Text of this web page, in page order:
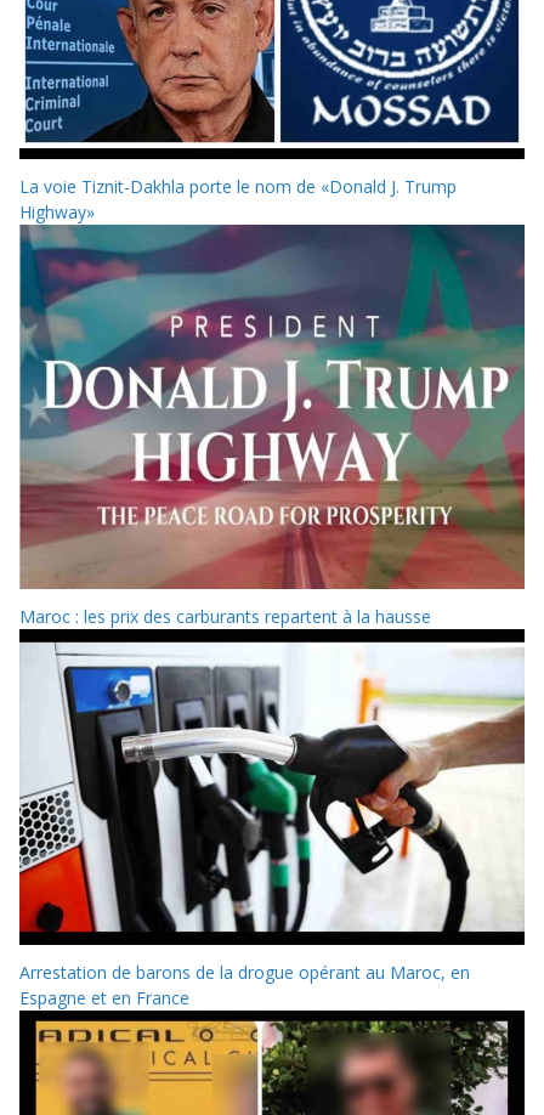
La voie Tiznit-Dakhla porte le nom de «Donald J. Trump
Highway»
Maroc : les prix des carburants repartent à la hausse
Arrestation de barons de la drogue opérant au Maroc, en
Espagne et en France